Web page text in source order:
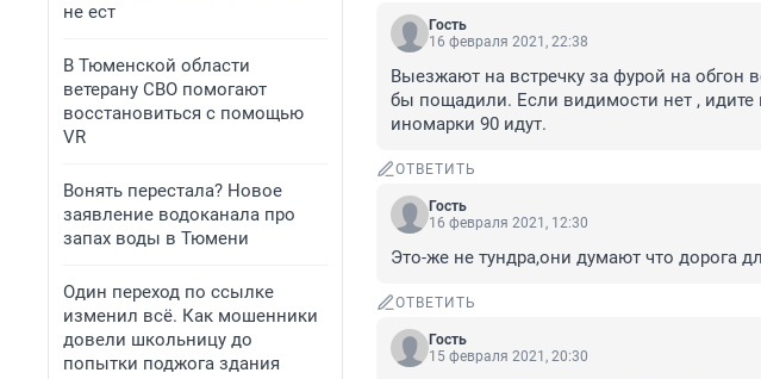
не ест
В Тюменской области
ветерану СВО помогают
восстановиться с помощью
VR
Вонять перестала? Новое
заявление водоканала про
запах воды в Тюмени
Один переход по ссылке
изменил всё. Как мошенники
довели школьницу до
попытки поджога здания
Гость
16 февраля 2021, 22:38
Выезжают на встречку за фурой на обгон
бы пощадили. Если видимости нет , идите
иномарки 90 идут.
ОТВЕТИТЬ
Гость
16 февраля 2021, 12:30
Это-же не тундра,они думают что дорога
ОТВЕТИТЬ
Гость
15 февраля 2021, 20:30